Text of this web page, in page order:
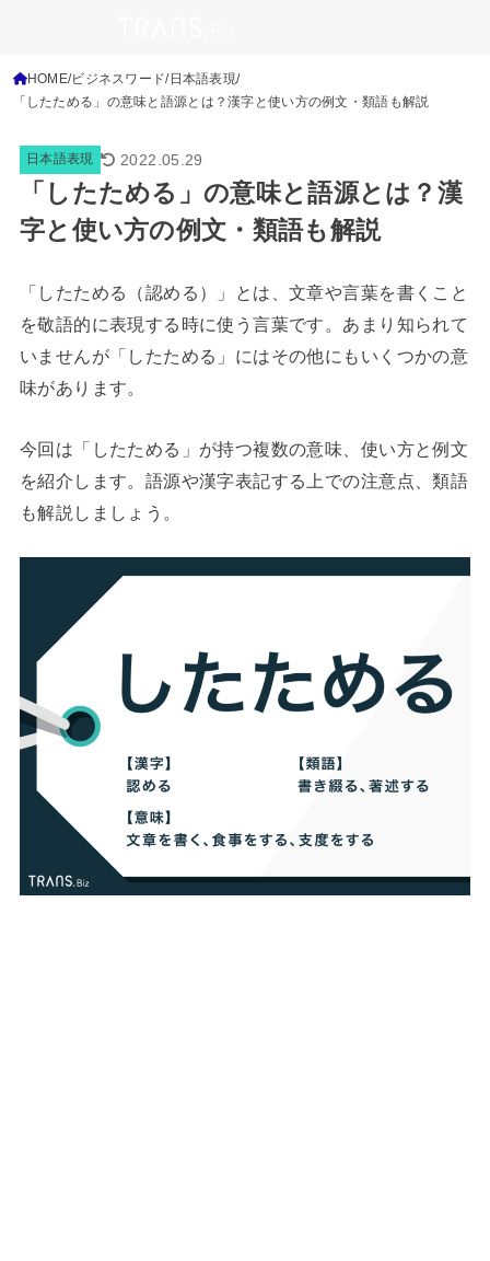
HOME ビジネスワード 日本語表現
「したためる」の意味と語源とは？漢字と使い方の例文・類語も解説
日本語表現 2022.05.29
「したためる」の意味と語源とは？漢
字と使い方の例文・類語も解説
「したためる（認める）」とは、文章や言葉を書くこと
を敬語的に表現する時に使う言葉です。 あまり知られて
いませんが「したためる」にはその他にもいくつかの意
味があります。
今回は「したためる」が持つ複数の意味、使い方と例文
を紹介します。語源や漢字表記する上での注意点、類語
も解説しましょう。